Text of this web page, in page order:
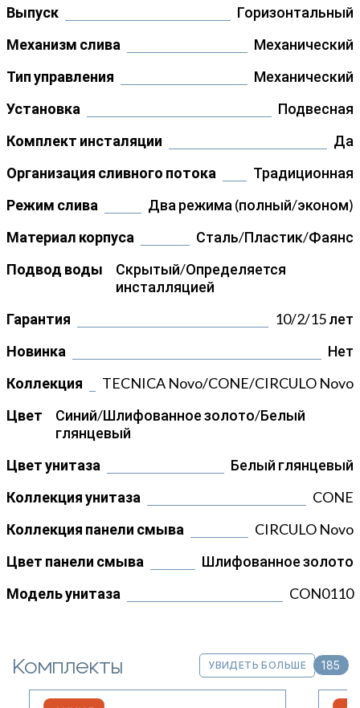
Выпуск
Горизонтальный
Механизм слива
Механический
Тип управления
Механический
Установка
Подвесная
Комплект инсталяции
Да
Организация сливного потока
Традиционная
Режим слива
Два режима (полный/эконом)
Материал корпуса
Сталь/Пластик/Фаянс
Подвод воды
Скрытый/Определяется
инсталляцией
Гарантия
10/2/15 лет
Новинка
Нет
Коллекция
TECNICA Novo/CONE/CIRCULO Novo
Цвет
Синий/Шлифованное золото/Белый
глянцевый
Цвет унитаза
Белый глянцевый
Коллекция унитаза
CONE
Коллекция панели смыва
CIRCULO Novo
Цвет панели смыва
Шлифованное золото
Модель унитаза
CON0110
Комплекты УВИДЕТЬ БОЛЬШЕ 185